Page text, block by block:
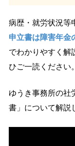
病歴・就労状況等
申立書は障害年金
でわかりやすく解
ひご一読ください。
ゆうき事務所の社
書」について解説